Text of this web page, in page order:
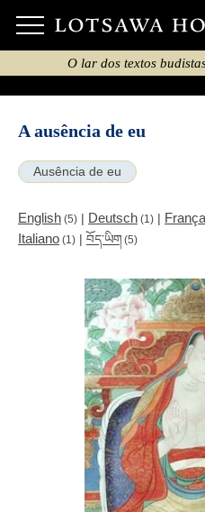
O lar dos textos
A ausência de eu
Ausência de eu
English (5) | Deutsch (1) |
Italiano (1) | བོད་ཡིག (5)